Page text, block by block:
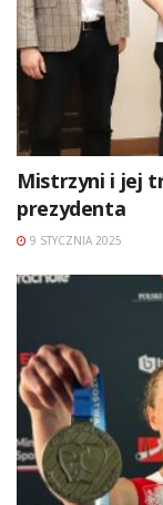
Mistrzyni i jej
prezydenta
9 STYCZNIA 2025